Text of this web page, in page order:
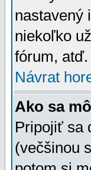
nastavený
niekoľko
fórum, atď.
Návrat
Ako sa
Pripojiť sa
(večšinou